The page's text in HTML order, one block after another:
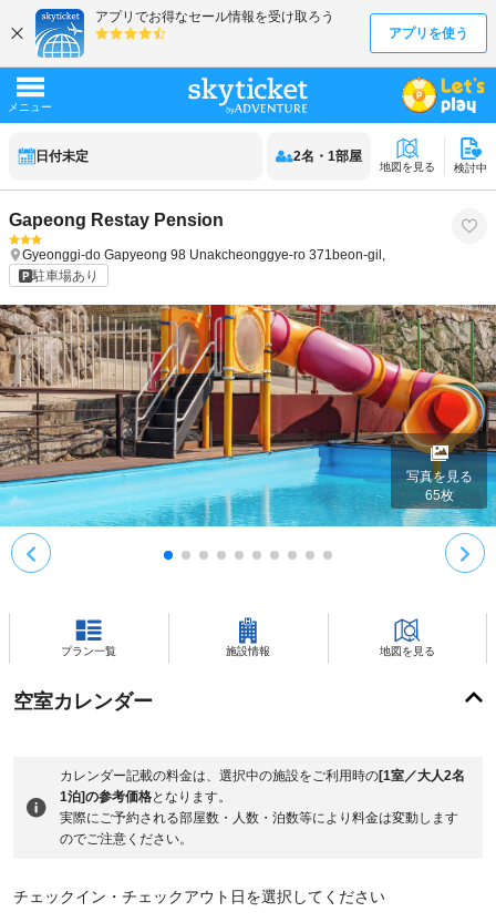
日付未定 2名 ・ 1部屋
地図を見る 検討中
Gapeong Restay Pension
Gyeonggi-do Gapyeong 98 Unakcheonggye-ro 371beon-gil,
駐車場あり
写真を見る
65枚
プラン一覧 施設情報 地図を見る
空室カレンダー
カレンダー記載の料金は、選択中の施設をご利用時の[1室／大人2名
1泊]の参考価格となります。
実際にご予約される部屋数・人数・泊数等により料金は変動します
のでご注意ください。
チェックイン・チェックアウト日を選択してください